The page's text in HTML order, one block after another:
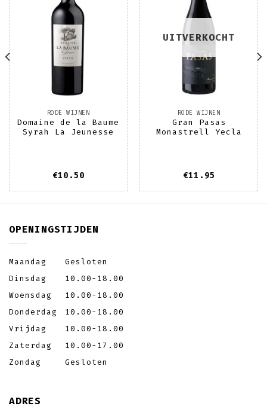
wenslijst
RODE WIJNEN
Domaine de la Baume
Syrah La Jeunesse
€10.50
UITVERKOCHT
RODE WIJNEN
Gran Pasas
Monastrell Yecla
€11.95
OPENINGSTIJDEN
Maandag
Gesloten
Dinsdag
10.00-18.00
Woensdag
10.00-18.00
Donderdag
10.00-18.00
Vrijdag
10.00-18.00
Zaterdag
10.00-17.00
Zondag
Gesloten
ADRES